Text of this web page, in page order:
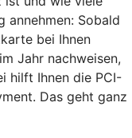
annehmen: Sobald
bei Ihnen
Jahr nachweisen,
hilft Ihnen die PCI-
Das geht ganz